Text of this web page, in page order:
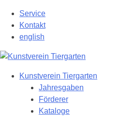
Hauptinhalt
springen
Service
Kontakt
english
Kunstverein Tiergarten
Jahresgaben
Förderer
Kataloge